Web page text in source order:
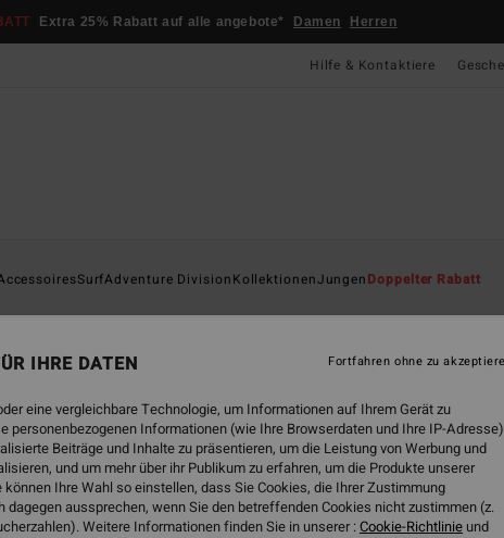
Extra 25% Rabatt auf alle angebote* Damen Herren
Hilfe & Kontaktiere
SurfAdventure DivisionKollektionenJungenDoppelter Rabatt
Bong Days
Jungen 8-16 Blau
59,95 €
FarbeBlue Surf
IHRE DATEN
eine vergleichbare Technologie, um Informationen auf Ihrem Gerät zu
personenbezogenen Informationen (wie Ihre Browserdaten und Ihre IP-Adresse)
Beiträge und Inhalte zu präsentieren, um die Leistung von Werbung und
und um mehr über ihr Publikum zu erfahren, um die Produkte unserer
Ihre Wahl so einstellen, dass Sie Cookies, die Ihrer Zustimmung
dagegen aussprechen, wenn Sie den betreffenden Cookies nicht zustimmen (z.
Weitere Informationen finden Sie in unserer :Cookie-Richtlinie und
Fortfahren ohne zu